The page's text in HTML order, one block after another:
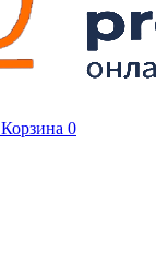
Корзина 0